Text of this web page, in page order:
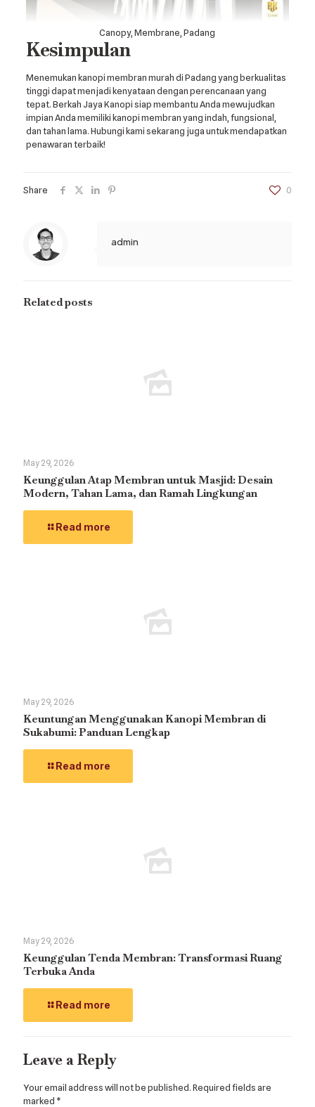
Canopy, Membrane, Padang
Kesimpulan
Menemukan kanopi membran murah di Padang yang berkualitas
tinggi dapat menjadi kenyataan dengan perencanaan yang
tepat. Berkah Jaya Kanopi siap membantu Anda mewujudkan
impian Anda memiliki kanopi membran yang indah, fungsional,
dan tahan lama. Hubungi kami sekarang juga untuk mendapatkan
penawaran terbaik!
Share 0
admin
Related posts
May 29, 2026
Keunggulan Atap Membran untuk Masjid: Desain
Modern, Tahan Lama, dan Ramah Lingkungan
Read more
May 29, 2026
Keuntungan Menggunakan Kanopi Membran di
Sukabumi: Panduan Lengkap
Read more
May 29, 2026
Keunggulan Tenda Membran: Transformasi Ruang
Terbuka Anda
Read more
Leave a Reply
Your email address will not be published.Required fields are
marked *